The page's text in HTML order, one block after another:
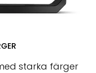
starka färger